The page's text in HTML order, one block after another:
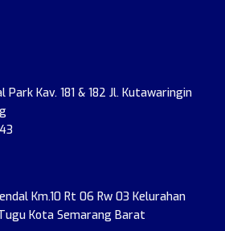
Kav. 181 & 182 Jl. Kutawaringin
Km.10 Rt 06 Rw 03 Kelurahan
Kota Semarang Barat